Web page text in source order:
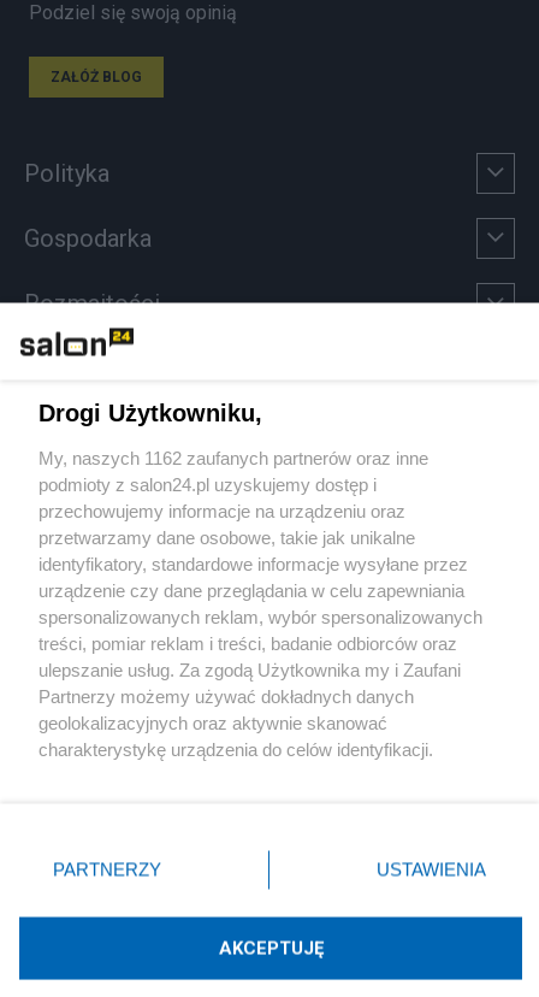
Podziel się swoją opinią
ZAŁÓŻ BLOG
Polityka
Gospodarka
Rozmaitości
Sport
Społeczeństwo
Kultura
X Facebook Instagram Youtube
Technologię dostarcza:W3media.pl
Drogi Użytkowniku,
My, naszych 1162 zaufanych partnerów oraz inne
podmioty z salon24.pl uzyskujemy dostęp i
przechowujemy informacje na urządzeniu oraz
przetwarzamy dane osobowe, takie jak unikalne
identyfikatory, standardowe informacje wysyłane przez
urządzenie czy dane przeglądania w celu zapewniania
spersonalizowanych reklam, wybór spersonalizowanych
treści, pomiar reklam i treści, badanie odbiorców oraz
ulepszanie usług. Za zgodą Użytkownika my i Zaufani
Partnerzy możemy używać dokładnych danych
geolokalizacyjnych oraz aktywnie skanować
charakterystykę urządzenia do celów identyfikacji.
zmienić/wycofać klikając przycisk ustawień prywatności
znajdujący się w lewym dolnym rogu strony
rodzaje przetwarzania danych nie wymagają zgody
użytkownika, ale masz prawo sprzeciwić się takiemu
przetwarzaniu. Preferencje będą miały zastosowania tylko
PARTNERZY USTAWIENIA
AKCEPTUJĘ